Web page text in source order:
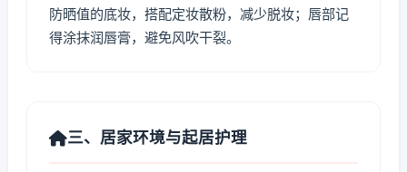
防晒值的底妆，搭配定妆散粉，减少脱妆；唇部记
得涂抹润唇膏，避免风吹干裂。
三、居家环境与起居护理